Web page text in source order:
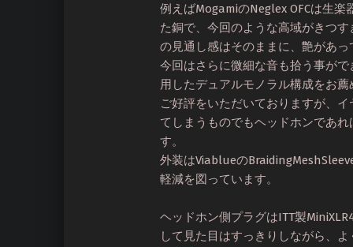
例えばMogamiのNeglex OFCは生
た銅で、今回のような高域がきつ
の見通し感はそのままに、艶があっ
今回はさらに微細な音も拾う事が
用したデュアルモノラル構成をお
ご好評をいただいておりますが、
てしまうものでもヘッドホンであ
す。
外装はViablueの
軽減を図っています。
ヘッドホン側プラグはITT製
して見た目はすっきりしながら、